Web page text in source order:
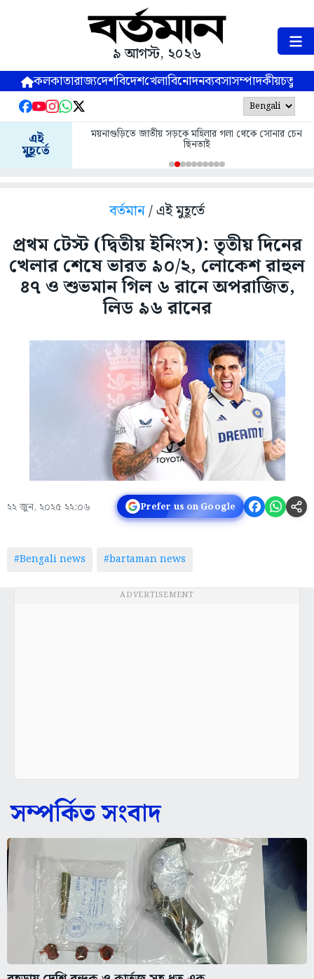
৯ আগস্ট, ২০২৬
কলকাতারাজ্যদেশবিদেশখেলাবিনোদনব্যবসাসম্পাদকীয়
এই
মুহূর্তে
ময়নাগুড়িতে জাতীয় সড়কে মহিলার গলা থেকে সোনার চেন
ছিনতাই
বর্তমান/ এই মুহূর্তে
প্রথম টেস্ট (দ্বিতীয় ইনিংস): তৃতীয় দিনের
খেলার শেষে ভারত ৯০/২, লোকেশ রাহুল
৪৭ ও শুভমান গিল ৬ রানে অপরাজিত,
লিড ৯৬ রানের
২২ জুন, ২০২৫ ২২:০৬ Prefer us on Google
#Bengali news #bartaman news
ADVERTISEMENT
সম্পর্কিত সংবাদ